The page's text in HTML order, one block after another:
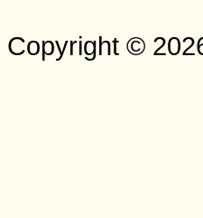
Copyright ©